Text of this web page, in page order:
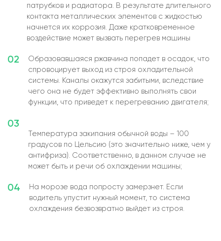
патрубков и радиатора. В результате длительного
контакта металлических элементов с жидкостью
начнется их коррозия. Даже кратковременное
воздействие может вызвать перегрев машины
02
Образовавшаяся ржавчина попадет в осадок, что
спровоцирует выход из строя охладительной
системы. Каналы окажутся забитыми, вследствие
чего она не будет эффективно выполнять свои
функции, что приведет к перегреванию двигателя;
03
Температура закипания обычной воды – 100
градусов по Цельсию (это значительно ниже, чем у
антифриза). Соответственно, в данном случае не
может быть и речи об охлаждении машины;
04
На морозе вода попросту замерзнет. Если
водитель упустит нужный момент, то система
охлаждения безвозвратно выйдет из строя.